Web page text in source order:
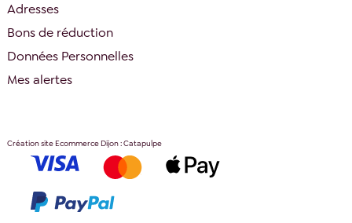
Adresses
Bons de réduction
Données Personnelles
Mes alertes
Création site Ecommerce Dijon : Catapulpe